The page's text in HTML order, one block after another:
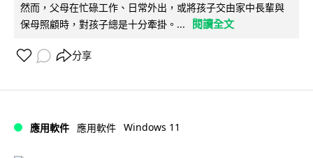
然而，父母在忙碌工作、日常外出，或將孩子交由家中長輩與
保母照顧時，對孩子總是十分牽掛。...
閱讀全文
分享
應用軟件 應用軟件 Windows 11